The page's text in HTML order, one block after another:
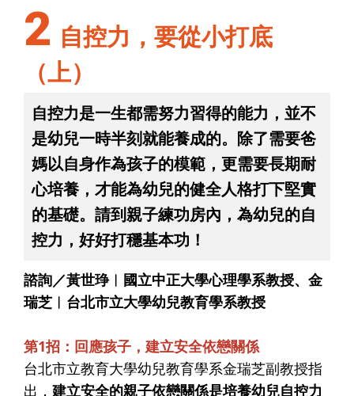
2 自控力，要從小打底
（上）
自控力是一生都需努力習得的能力，並不
是幼兒一時半刻就能養成的。除了需要爸
媽以自身作為孩子的模範，更需要長期耐
心培養，才能為幼兒的健全人格打下堅實
的基礎。請到親子練功房內，為幼兒的自
控力，好好打穩基本功！
諮詢／黃世琤︱國立中正大學心理學系教授、金
瑞芝︱台北市立大學幼兒教育學系教授
第1招：回應孩子，建立安全依戀關係
台北市立教育大學幼兒教育學系金瑞芝副教授指
出， 建立安全的親子依戀關係是培養幼兒自控力